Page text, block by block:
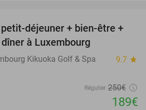
24%
déjeuner + bien-être +
à Luxembourg
Kikuoka Golf & Spa 9.7 star
Régulier 250€
189€